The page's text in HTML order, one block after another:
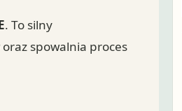
. To silny
spowalnia proces